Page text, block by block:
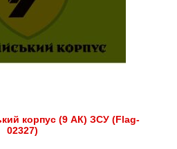
корпус (9 АК) ЗСУ (Flag-
02327)